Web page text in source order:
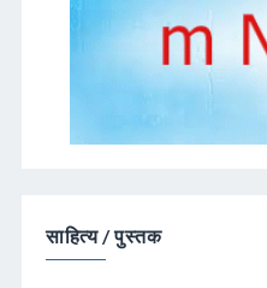
साहित्य / पुस्तक